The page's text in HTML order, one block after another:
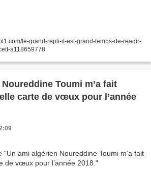
le-grand-repli-il-est-grand-temps-de-reagir-
a118659778
Toumi m’a fait
carte de vœux pour l’année